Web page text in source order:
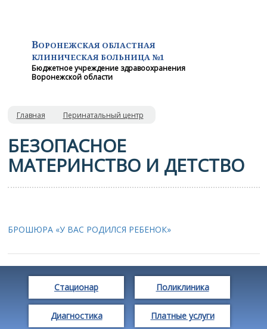
ВОРОНЕЖСКАЯ ОБЛАСТНАЯ
КЛИНИЧЕСКАЯ БОЛЬНИЦА №1
Бюджетное учреждение здравоохранения
Воронежской области
Главная Перинатальный центр
БЕЗОПАСНОЕ
МАТЕРИНСТВО И ДЕТСТВО
БРОШЮРА «У ВАС РОДИЛСЯ РЕБЕНОК»
Стационар Поликлиника
Диагностика Платные услуги